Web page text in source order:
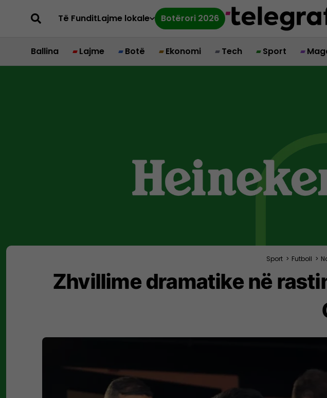
Të FunditLajme lokale Botërori 2026
Ballina Lajme Botë Ekonomi Tech Sport
Sport > Futboll >
Zhvillime dramatike në